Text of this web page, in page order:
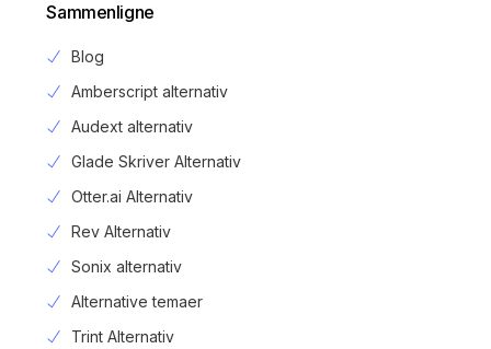
Sammenligne
Blog
Amberscript alternativ
Audext alternativ
Glade Skriver Alternativ
Otter.ai Alternativ
Rev Alternativ
Sonix alternativ
Alternative temaer
Trint Alternativ